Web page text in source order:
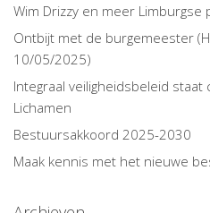
Wim Drizzy en meer Limburgse
Ontbijt met de burgemeester
10/05/2025)
Integraal veiligheidsbeleid staat
Lichamen
Bestuursakkoord 2025-2030
Maak kennis met het nieuwe